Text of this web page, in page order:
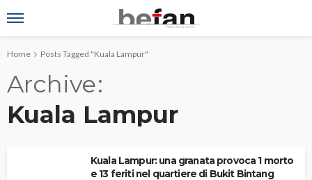
Home Posts Tagged "Kuala Lampur"
Archive
Kuala Lampur
Kuala Lampur: una granata provoca 1 morto
e 13 feriti nel quartiere di Bukit Bintang